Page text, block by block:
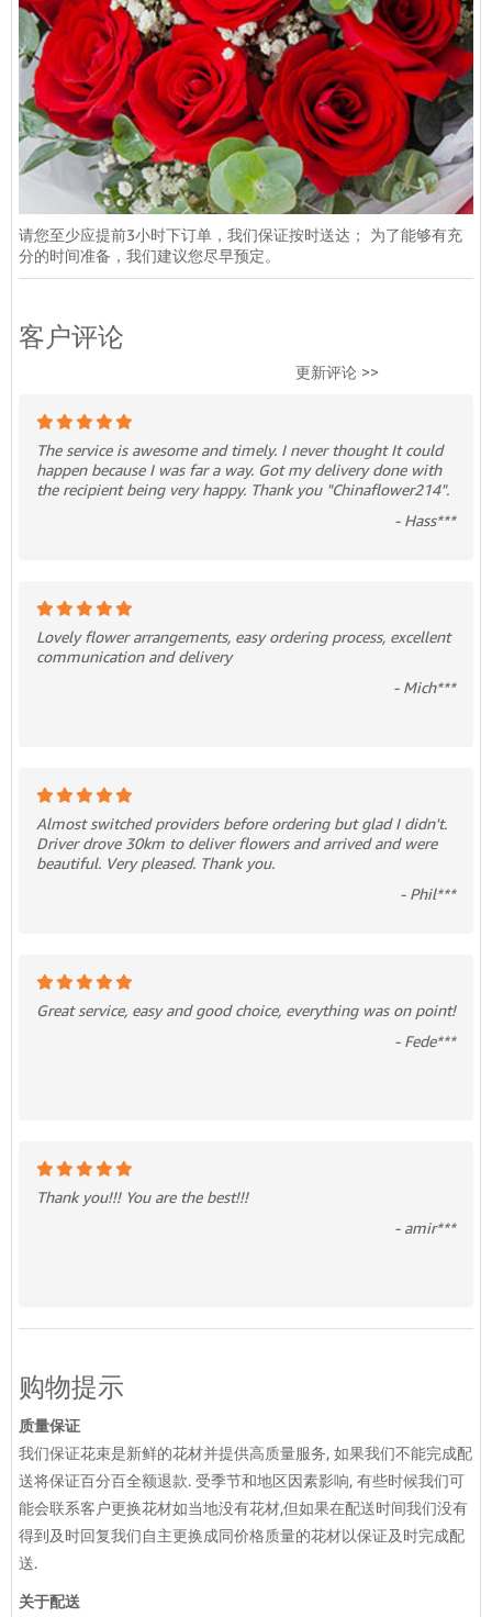
请您至少应提前3小时下订单，我们保证按时送达； 为了能够有充
分的时间准备，我们建议您尽早预定。
客户评论
更新评论 >>
The service is awesome and timely. I never thought It could
happen because I was far a way. Got my delivery done with
the recipient being very happy. Thank you "Chinaflower214".
- Hass***
Lovely flower arrangements, easy ordering process, excellent
communication and delivery
- Mich***
Almost switched providers before ordering but glad I didn't.
Driver drove 30km to deliver flowers and arrived and were
beautiful. Very pleased. Thank you.
- Phil***
Great service, easy and good choice, everything was on point!
- Fede***
Thank you!!! You are the best!!!
- amir***
购物提示
质量保证
我们保证花束是新鲜的花材并提供高质量服务, 如果我们不能完成配
送将保证百分百全额退款. 受季节和地区因素影响, 有些时候我们可
能会联系客户更换花材如当地没有花材,但如果在配送时间我们没有
得到及时回复我们自主更换成同价格质量的花材以保证及时完成配
送.
关于配送